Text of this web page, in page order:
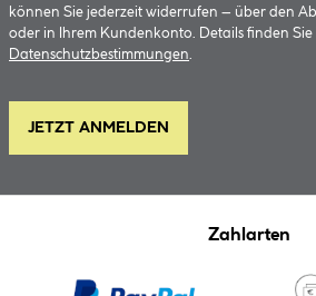
können Sie jederzeit widerrufen – über den
oder in Ihrem Kundenkonto. Details finden Sie
Datenschutzbestimmungen.
JETZT ANMELDEN
Zahlarten